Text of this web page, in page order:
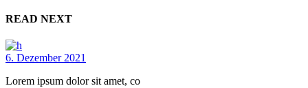
READ NEXT
6. Dezember 2021
Lorem ipsum dolor sit amet, co